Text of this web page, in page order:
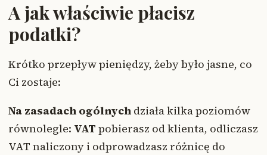
A jak właściwie płacisz
podatki?
Krótko przepływ pieniędzy, żeby było jasne, co
Ci zostaje:
Na zasadach ogólnych działa kilka poziomów
równolegle: VAT pobierasz od klienta, odliczasz
VAT naliczony i odprowadzasz różnicę do